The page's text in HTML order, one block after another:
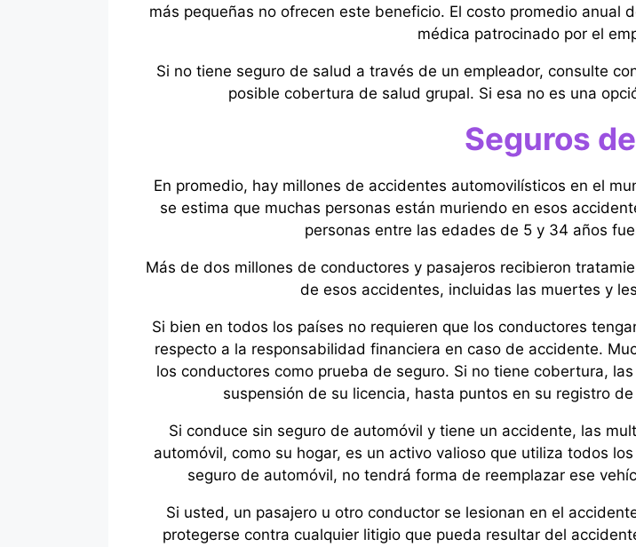
más pequeñas no ofrecen este beneficio. El costo promedio anual
médica patrocinado por el
Si no tiene seguro de salud a través de un empleador, consulte
posible cobertura de salud grupal. Si esa no es una
Seguros
En promedio, hay millones de accidentes automovilísticos en el
se estima que muchas personas están muriendo en esos
personas entre las edades de 5 y 34 años
Más de dos millones de conductores y pasajeros recibieron
de esos accidentes, incluidas las muertes y
Si bien en todos los países no requieren que los conductores
respecto a la responsabilidad financiera en caso de accidente.
los conductores como prueba de seguro. Si no tiene cobertura,
suspensión de su licencia, hasta puntos en su registro
Si conduce sin seguro de automóvil y tiene un accidente, las
automóvil, como su hogar, es un activo valioso que utiliza todos
seguro de automóvil, no tendrá forma de reemplazar ese
Si usted, un pasajero u otro conductor se lesionan en el
protegerse contra cualquier litigio que pueda resultar del